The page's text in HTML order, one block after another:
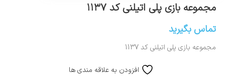
مجموعه بازی پلی اتیلنی کد ۱۱۳۷
تماس بگیرید
مجموعه بازی پلی اتیلنی کد 1137
افزودن به علاقه مندی ها